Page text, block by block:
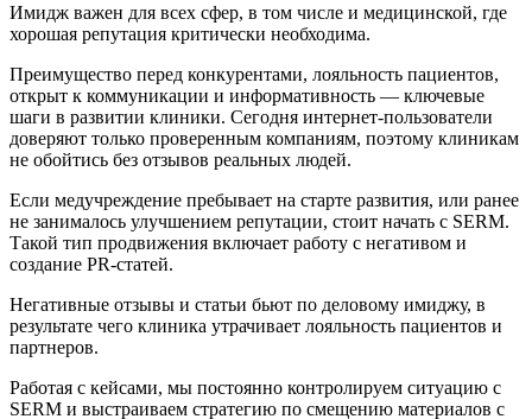
Имидж важен для всех сфер, в том числе и медицинской, где
хорошая репутация критически необходима.
Преимущество перед конкурентами, лояльность пациентов,
открыт к коммуникации и информативность — ключевые
шаги в развитии клиники. Сегодня интернет-пользователи
доверяют только проверенным компаниям, поэтому клиникам
не обойтись без отзывов реальных людей.
Если медучреждение пребывает на старте развития, или ранее
не занималось улучшением репутации, стоит начать с SERM.
Такой тип продвижения включает работу с негативом и
создание PR-статей.
Негативные отзывы и статьи бьют по деловому имиджу, в
результате чего клиника утрачивает лояльность пациентов и
партнеров.
Работая с кейсами, мы постоянно контролируем ситуацию с
SERM и выстраиваем стратегию по смещению материалов с